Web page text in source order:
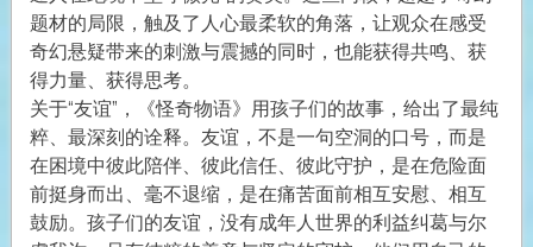
题材的局限，触及了人心最柔软的角落，让观众在感受
奇幻悬疑带来的刺激与震撼的同时，也能获得共鸣、获
得力量、获得思考。
关于“友谊”，《怪奇物语》用孩子们的故事，给出了最纯
粹、最深刻的诠释。友谊，不是一句空洞的口号，而是
在困境中彼此陪伴、彼此信任、彼此守护，是在危险面
前挺身而出、毫不退缩，是在痛苦面前相互安慰、相互
鼓励。孩子们的友谊，没有成年人世界的利益纠葛与尔